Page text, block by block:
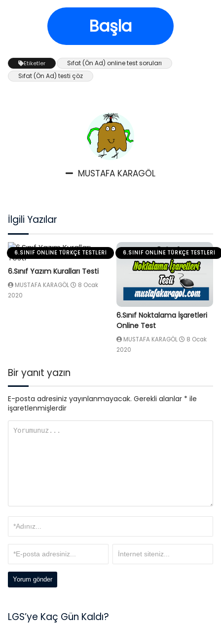
Başla
Etiketler
Sıfat (Ön Ad) online test soruları
Sıfat (Ön Ad) testi çöz
MUSTAFA KARAGÖL
İlgili Yazılar
6.SINIF ONLINE TÜRKÇE TESTLERI
6.Sınıf Yazım Kuralları Testi
MUSTAFA KARAGÖL
8 Ocak
2020
6.SINIF ONLINE TÜRKÇE TESTLERI
6.Sınıf Noktalama İşaretleri
Online Test
MUSTAFA KARAGÖL
8 Ocak
2020
Bir yanıt yazın
E-posta adresiniz yayınlanmayacak. Gerekli alanlar * ile
işaretlenmişlerdir
LGS’ye Kaç Gün Kaldı?